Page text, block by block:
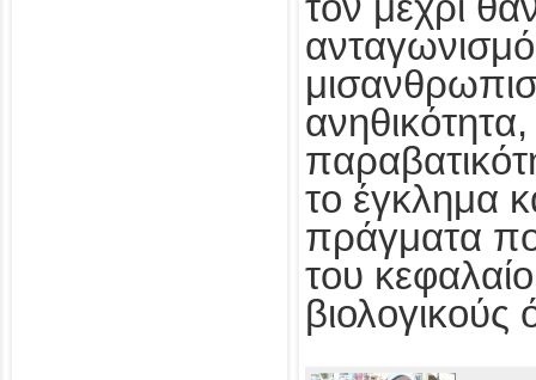
ανηθικότητα,
το έγκλημα
πράγματα
του
βιολογικούς